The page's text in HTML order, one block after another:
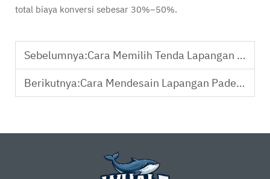
total biaya konversi sebesar 30%–50%.
Sebelumnya:Cara Memilih Tenda Lapangan Padel yang Tepat untuk Acara di Luar Ruangan
Berikutnya:Cara Mendesain Lapangan Padel di Halaman Belakang yang Sesuai dengan Ruang Anda